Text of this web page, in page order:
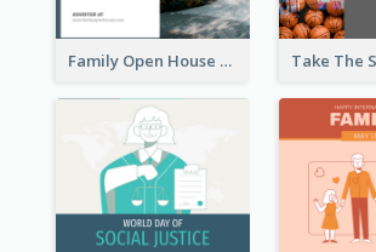
Family Open House Registration Instagram Post